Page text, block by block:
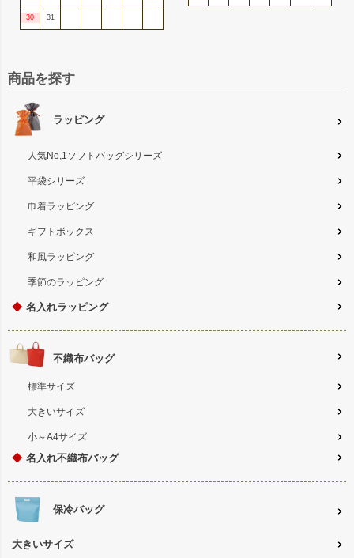
30 31
商品を探す
ラッピング
人気No,1ソフトバッグシリーズ
平袋シリーズ
巾着ラッピング
ギフトボックス
和風ラッピング
季節のラッピング
◆ 名入れラッピング
不織布バッグ
標準サイズ
大きいサイズ
小～A4サイズ
◆ 名入れ不織布バッグ
保冷バッグ
大きいサイズ